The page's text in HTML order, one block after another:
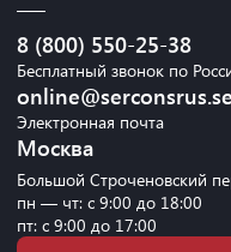
8 (800) 550-25-38
Бесплатный звонок по
Электронная почта
Москва
Большой Строченовский
пн — чт: с 9:00 до 18:00
пт: с 9:00 до 17:00